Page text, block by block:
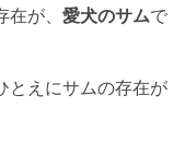
が、 愛犬のサムで
とえにサムの存在が